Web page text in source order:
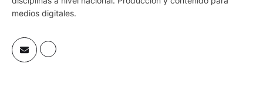
medios digitales.